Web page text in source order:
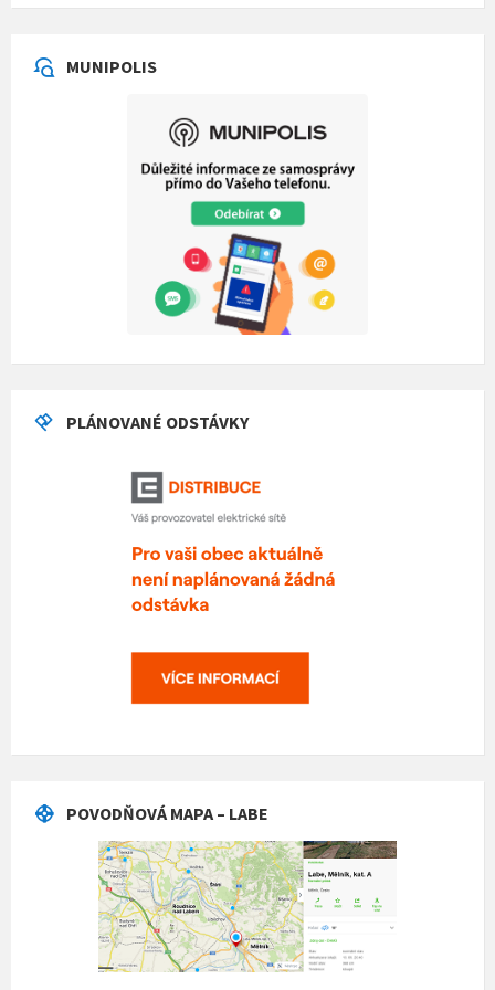
MUNIPOLIS
PLÁNOVANÉ ODSTÁVKY
POVODŇOVÁ MAPA – LABE